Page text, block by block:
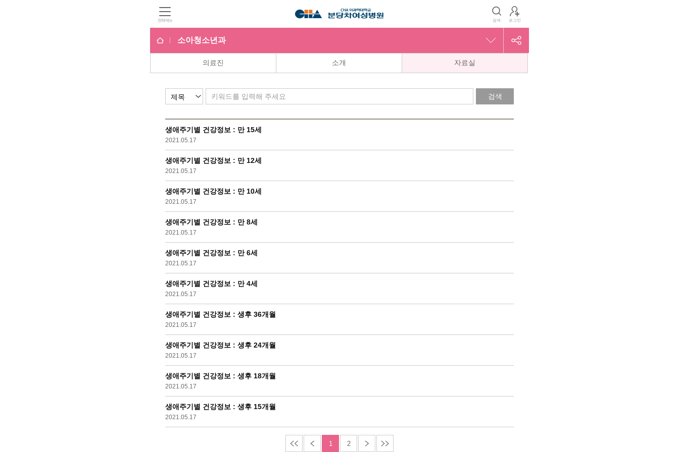
전체메뉴 검색 로그인
소아청소년과
신생아집중치료지역센터
임상유전체의학센터
의료진 소개 자료실
검색
생애주기별 건강정보 : 만 15세
2021.05.17
생애주기별 건강정보 : 만 12세
2021.05.17
생애주기별 건강정보 : 만 10세
2021.05.17
생애주기별 건강정보 : 만 8세
2021.05.17
생애주기별 건강정보 : 만 6세
2021.05.17
생애주기별 건강정보 : 만 4세
2021.05.17
생애주기별 건강정보 : 생후 36개월
2021.05.17
생애주기별 건강정보 : 생후 24개월
2021.05.17
생애주기별 건강정보 : 생후 18개월
2021.05.17
생애주기별 건강정보 : 생후 15개월
2021.05.17
1 2